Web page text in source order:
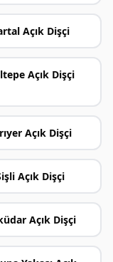
Açık Dişçi
Açık Dişçi
Açık Dişçi
Açık Dişçi
Açık Dişçi